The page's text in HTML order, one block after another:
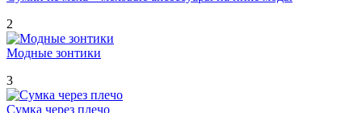
2
Модные зонтики
3
Сумка через плечо